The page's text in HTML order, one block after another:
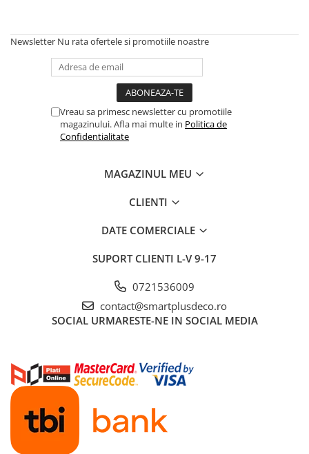
Newsletter Nu rata ofertele si promotiile noastre
Vreau sa primesc newsletter cu promotiile
magazinului. Afla mai multe in Politica de
Confidentialitate
MAGAZINUL MEU
CLIENTI
DATE COMERCIALE
SUPORT CLIENTI L-V 9-17
0721536009
contact@smartplusdeco.ro
SOCIAL URMARESTE-NE IN SOCIAL MEDIA